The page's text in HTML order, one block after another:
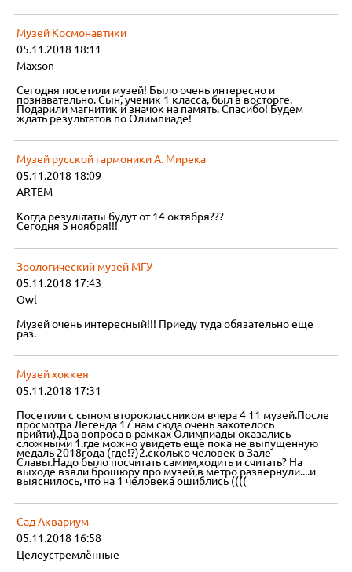
Музей Космонавтики
05.11.2018 18:11
Maxson
Сегодня посетили музей! Было очень интересно и
познавательно. Сын, ученик 1 класса, был в восторге.
Подарили магнитик и значок на память. Спасибо! Будем
ждать результатов по Олимпиаде!
Музей русской гармоники А. Мирека
05.11.2018 18:09
ARTEM
Когда результаты будут от 14 октября???
Сегодня 5 ноября!!!
Зоологический музей МГУ
05.11.2018 17:43
Owl
Музей очень интересный!!! Приеду туда обязательно еще
раз.
Музей хоккея
05.11.2018 17:31
Посетили с сыном второклассником вчера 4 11 музей.После
просмотра Легенда 17 нам сюда очень захотелось
прийти).Два вопроса в рамках Олимпиады оказались
сложными 1.где можно увидеть ещё пока не выпущенную
медаль 2018года (где!?)2.сколько человек в Зале
Славы.Надо было посчитать самим,ходить и считать? На
выходе взяли брошюру про музей,в метро развернули....и
выяснилось, что на 1 человека ошиблись ((((
Сад Аквариум
05.11.2018 16:58
Целеустремлённые